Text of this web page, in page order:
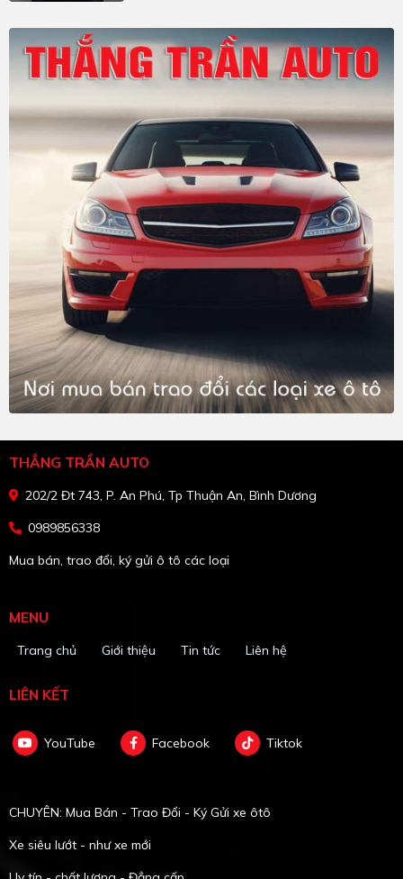
THẮNG TRẦN AUTO
202/2 Đt 743, P. An Phú, Tp Thuận An, Bình Dương
0989856338
Mua bán, trao đổi, ký gửi ô tô các loại
MENU
Trang chủ Giới thiệu Tin tức Liên hệ
LIÊN KẾT
YouTube Facebook Tiktok
CHUYÊN: Mua Bán - Trao Đổi - Ký Gửi xe ôtô
Xe siêu lướt - như xe mới